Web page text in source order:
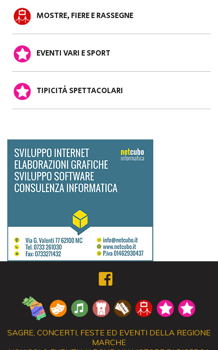
MOSTRE, FIERE E RASSEGNE
EVENTI VARI E SPORT
TIPICITÀ SPETTACOLARI
SAGRE, CONCERTI, FESTE ED EVENTI DELLA REGIONE
MARCHE